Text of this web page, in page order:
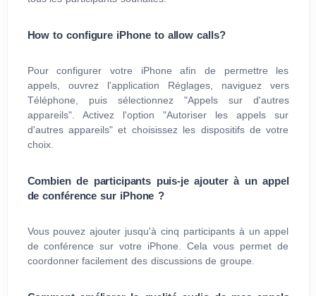
How to configure iPhone to allow calls?
Pour configurer votre iPhone afin de permettre les
appels, ouvrez l'application Réglages, naviguez vers
Téléphone, puis sélectionnez "Appels sur d'autres
appareils". Activez l'option "Autoriser les appels sur
d'autres appareils" et choisissez les dispositifs de votre
choix.
Combien de participants puis-je ajouter à un appel
de conférence sur iPhone ?
Vous pouvez ajouter jusqu'à cinq participants à un appel
de conférence sur votre iPhone. Cela vous permet de
coordonner facilement des discussions de groupe.